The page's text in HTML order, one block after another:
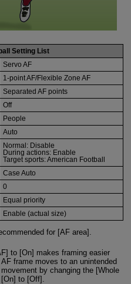
Setting List
Servo AF
1-point AF/Flexible Zone AF
Separated AF points
Off
People
Auto
Normal: Disable
During actions: Enable
Target sports: American Football
Case Auto
0
Equal priority
Enable (actual size)
for [AF area].
to [On] makes framing easier
frame moves to an unintended
by changing the [Whole
to [Off].